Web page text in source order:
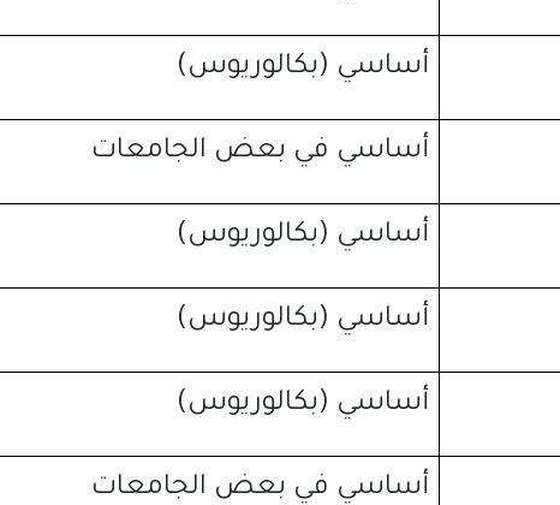
أساسي (بكالوريوس)
أساسي في بعض الجامعات
أساسي (بكالوريوس)
أساسي (بكالوريوس)
أساسي (بكالوريوس)
أساسي في بعض الجامعات